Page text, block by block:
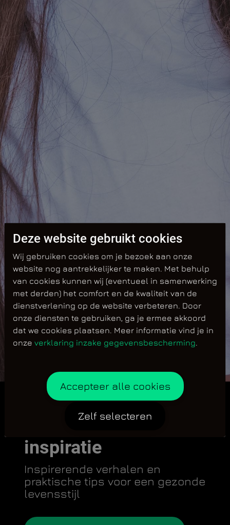
Deze website gebruikt cookies
Wij gebruiken cookies om je bezoek aan onze
website nog aantrekkelijker te maken. Met behulp
van cookies kunnen wij (eventueel in samenwerking
met derden) het comfort en de kwaliteit van de
dienstverlening op de website verbeteren. Door
onze diensten te gebruiken, ga je ermee akkoord
dat we cookies plaatsen. Meer informatie vind je in
onze verklaring inzake gegevensbescherming
Accepteer alle cookies
Zelf selecteren
Jij je doelen, wij de
inspiratie
Inspirerende verhalen en
praktische tips voor een gezonde
levensstijl